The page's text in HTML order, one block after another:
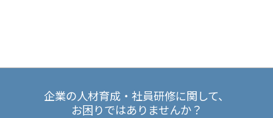
企業の人材育成・社員研修に関して、
お困りではありませんか？